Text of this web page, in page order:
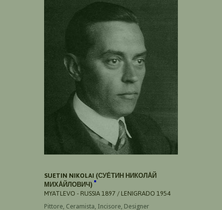
SUETIN NIKOLAI (СУЕ́ТИН НИКОЛА́Й
МИХА́ЙЛОВИЧ)
MYATLEVO - RUSSIA 1897 / LENIGRADO 1954
Pittore, Ceramista, Incisore, Designer